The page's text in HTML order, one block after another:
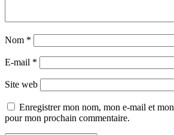
Nom *
E-mail *
Site web
Enregistrer mon nom, mon e-mail et
pour mon prochain commentaire.